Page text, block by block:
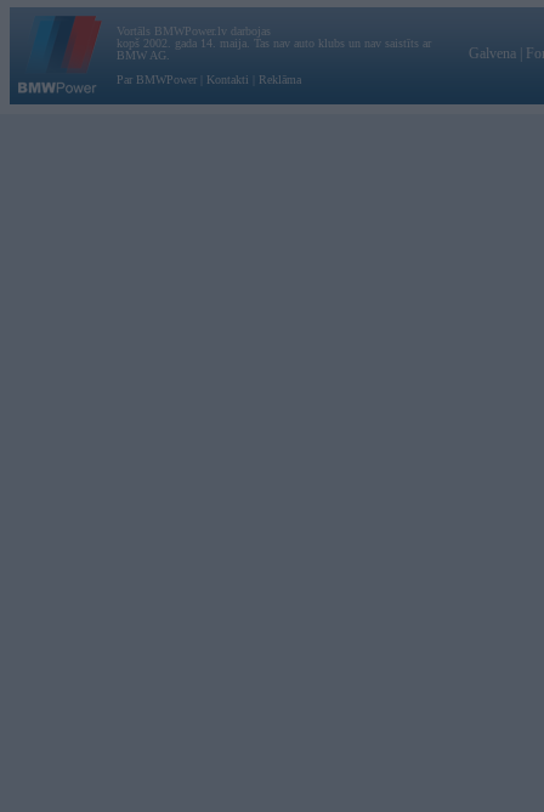
Vortāls BMWPower.lv darbojas
kopš 2002. gada 14. maija. Tas nav auto klubs un nav saistīts ar
BMW AG.
Par BMWPower
Kontakti Reklāma
Galvena